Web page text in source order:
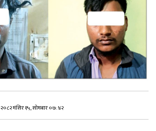
२०८२ मंसिर १५, सोमबार ०७:४२